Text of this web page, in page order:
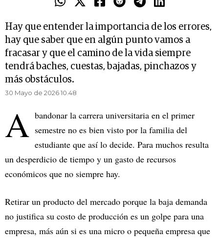
Hay que entender la importancia de los errores,
hay que saber que en algún punto vamos a
fracasar y que el camino de la vida siempre
tendrá baches, cuestas, bajadas, pinchazos y
más obstáculos.
30 Mayo de 2026 10.48
A bandonar la carrera universitaria en el primer
semestre no es bien visto por la familia del
estudiante que así lo decide. Para muchos resulta
un desperdicio de tiempo y un gasto de recursos
económicos que no siempre hay.
Retirar un producto del mercado porque la baja demanda
no justifica su costo de producción es un golpe para una
empresa, más aún si es una micro o pequeña empresa que